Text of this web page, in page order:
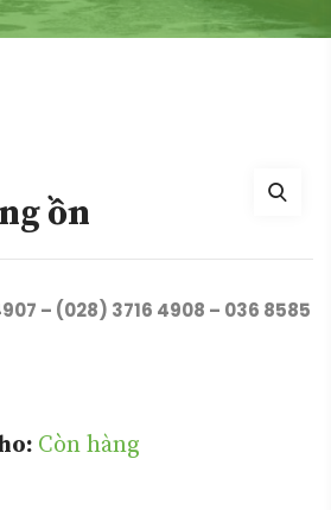
ồn
– (028) 3716 4908 – 036 8585
Còn hàng